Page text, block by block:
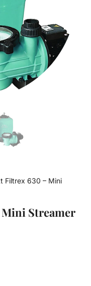
Filtrex 630 – Mini
Streamer